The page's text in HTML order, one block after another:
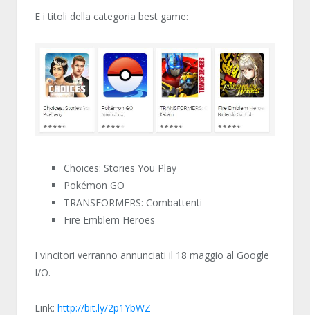
E i titoli della categoria best game:
Choices: Stories You Play
Pokémon GO
TRANSFORMERS: Combattenti
Fire Emblem Heroes
I vincitori verranno annunciati il 18 maggio al Google
I/O.
Link: http://bit.ly/2p1YbWZ